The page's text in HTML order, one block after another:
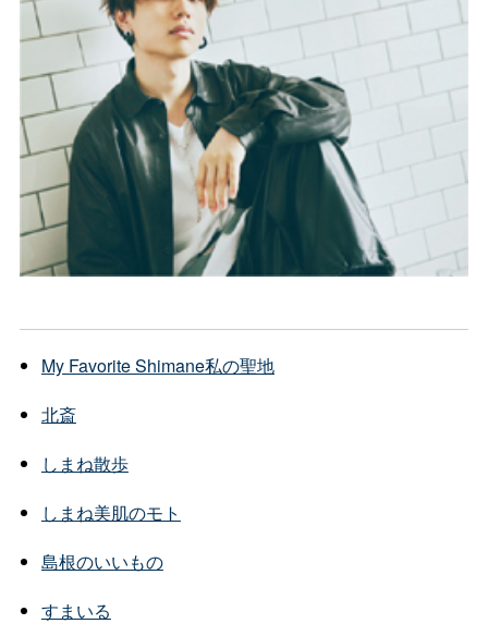
My Favorite Shimane私の聖地
北斎
しまね散歩
しまね美肌のモト
島根のいいもの
すまいる